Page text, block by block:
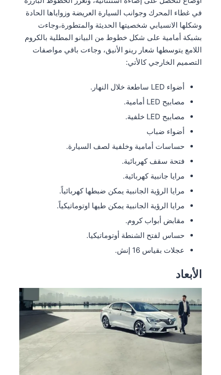
في غطاء المحرك وجوانب السيارة العريضة وزواياها الحادة
وشكلها الانسيابي شخصيتها الحديثة والمتطورة،وجاءت
بشبكة أمامية على شكل خطوط من البيانو المطلية بالكروم
اللامع يتوسطها شعار رينو الأنيق، وجاءت باقي مواصفات
التصميم الخارجي كالأتي:
أضواء LED ساطعة خلال النهار.
مصابيح LED أمامية.
مصابيح LED خلفية.
أضواء ضباب
حساسات أمامية وخلفية لصف السيارة.
فتحة سقف كهربائية.
مرايا جانبية كهربائية.
مرايا الرؤية الجانبية يمكن ضبطها كهربائياً.
مرايا الرؤية الجانبية يمكن طيها اوتوماتيكياً.
مقابض أبواب كروم.
حساس لفتح الشنطة أوتوماتيكيا.
عجلات بقياس 16 إنش.
الأبعاد